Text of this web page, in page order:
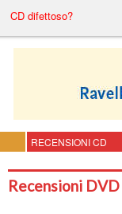
CD difettoso?
RECENSIONI CD
Recensioni DVD